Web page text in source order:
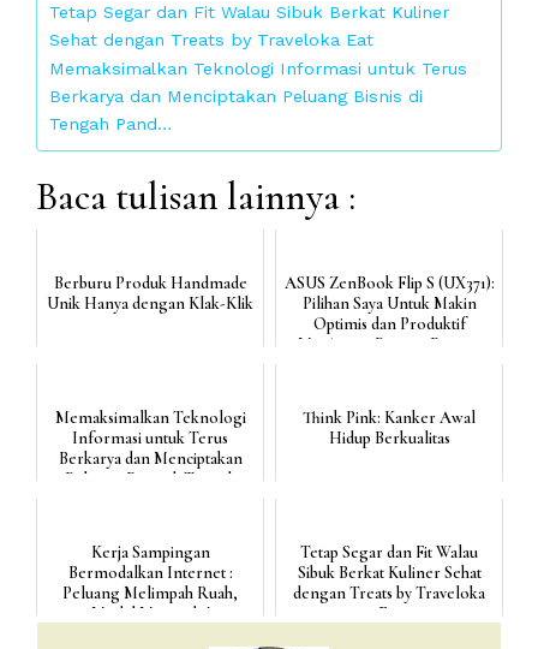
Tetap Segar dan Fit Walau Sibuk Berkat Kuliner
Sehat dengan Treats by Traveloka Eat
Memaksimalkan Teknologi Informasi untuk Terus
Berkarya dan Menciptakan Peluang Bisnis di
Tengah Pand…
Baca tulisan lainnya :
Berburu Produk Handmade
Unik Hanya dengan Klak-Klik
ASUS ZenBook Flip S (UX371):
Pilihan Saya Untuk Makin
Optimis dan Produktif
Menjaring Potensi Bisnis...
Memaksimalkan Teknologi
Informasi untuk Terus
Berkarya dan Menciptakan
Peluang Bisnis di Tengah
Think Pink: Kanker Awal
Hidup Berkualitas
Kerja Sampingan
Bermodalkan Internet :
Peluang Melimpah Ruah,
Modal Minimalis!
Tetap Segar dan Fit Walau
Sibuk Berkat Kuliner Sehat
dengan Treats by Traveloka
Eat